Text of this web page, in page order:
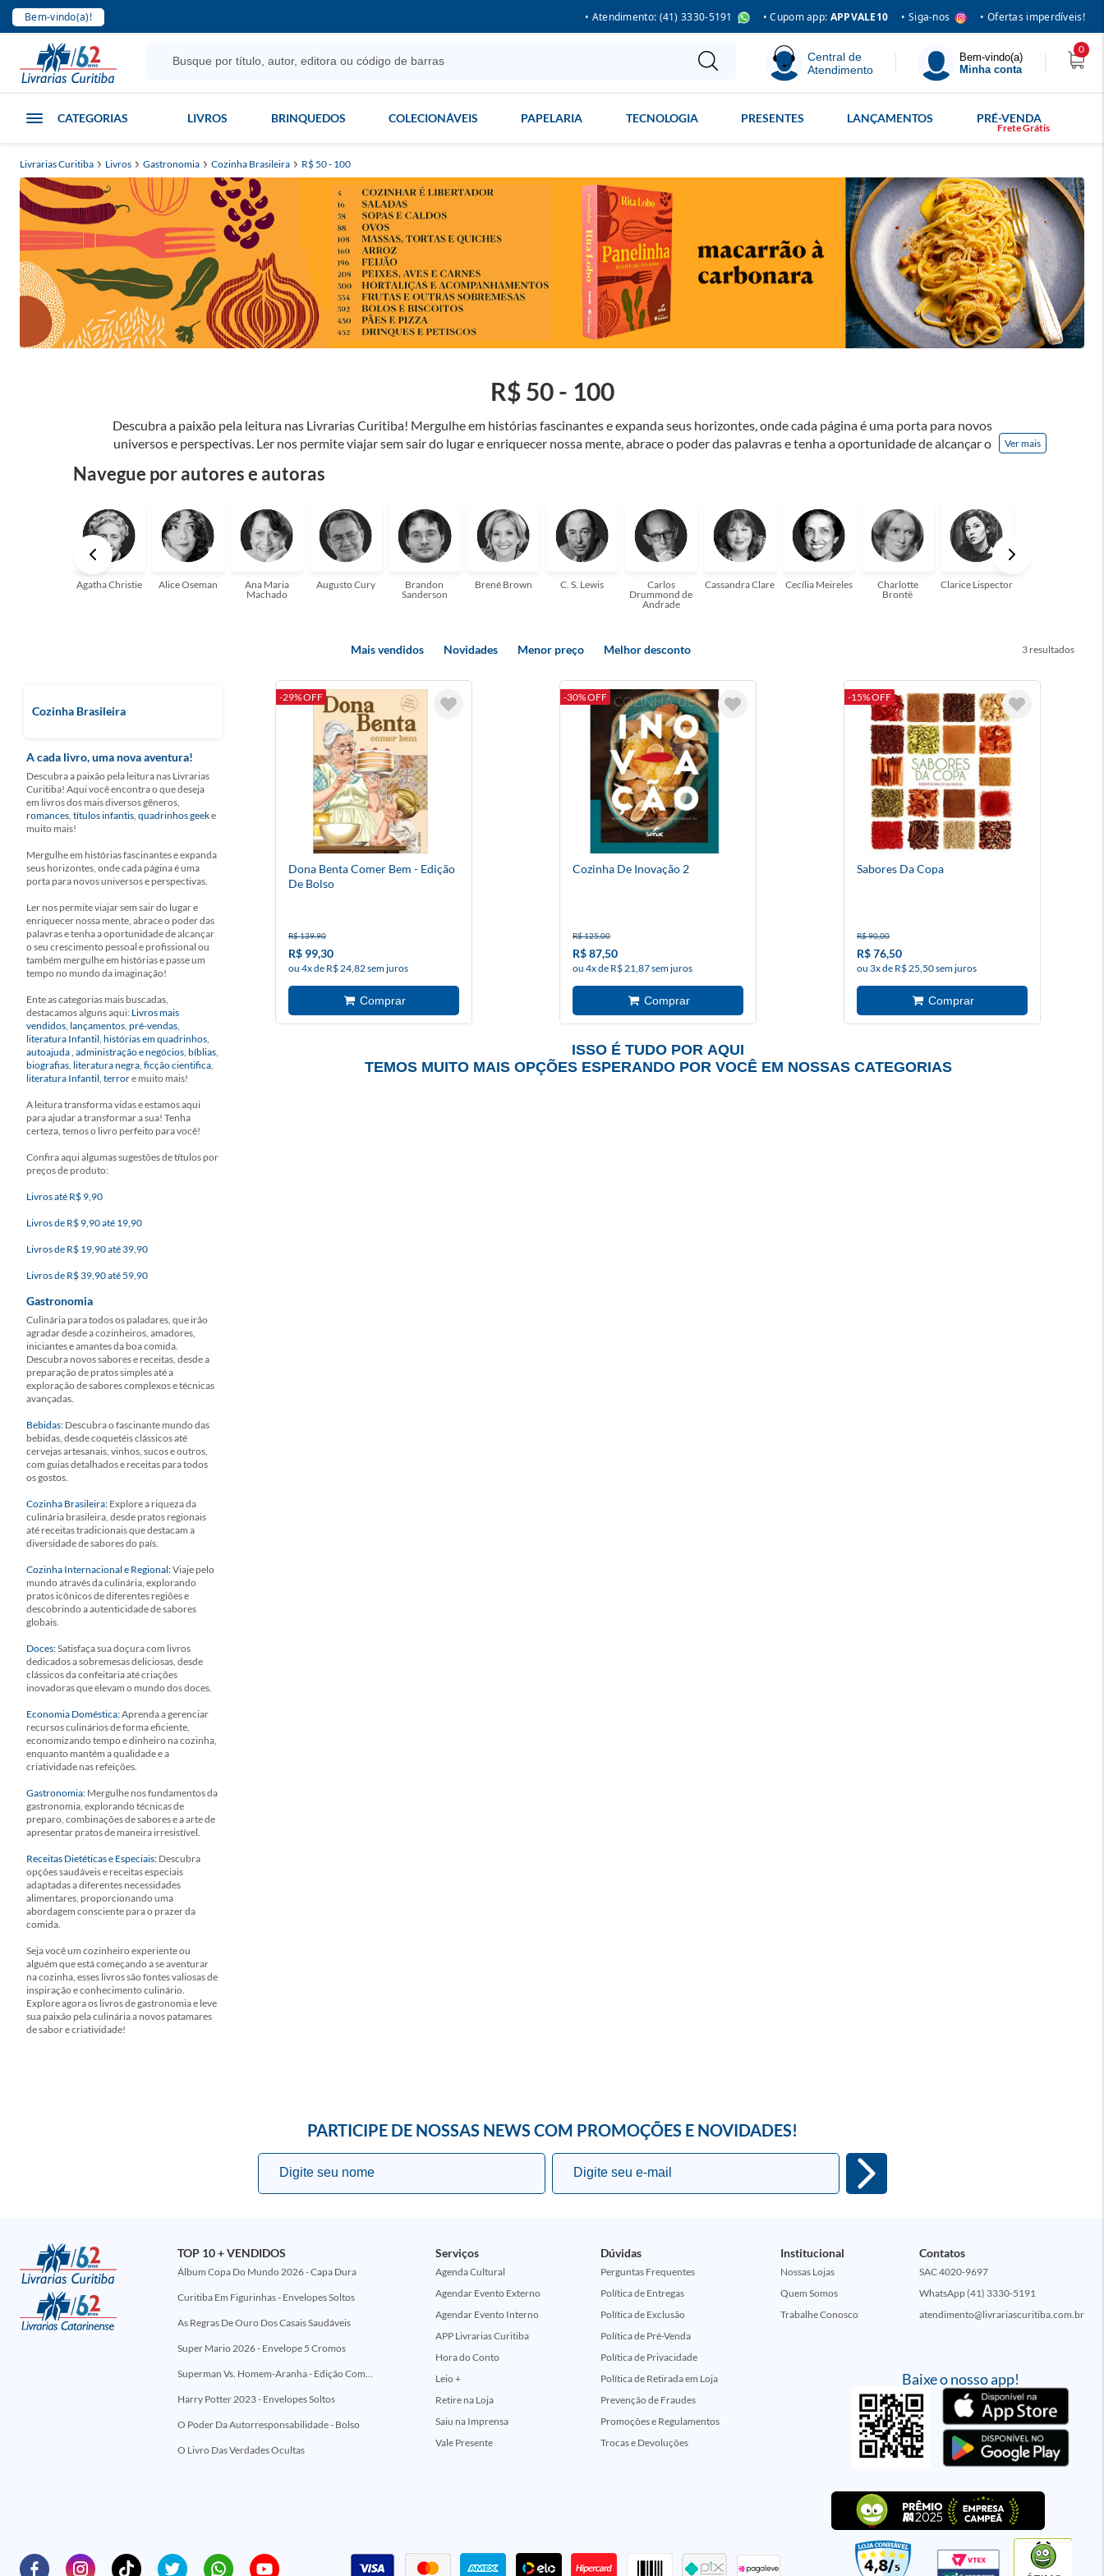
Bem-vindo(a)! • Atendimento: (41) 3330-5191 • Cupom app: APPVALE10 • Siga-nos • Ofertas imperdíveis!
Central de
Atendimento
Bem-vindo(a)
Minha conta
0
CATEGORIAS LIVROS BRINQUEDOS COLECIONÁVEIS PAPELARIA TECNOLOGIA PRESENTES LANÇAMENTOS PRÉ-VENDA
Livrarias Curitiba Livros Gastronomia Cozinha Brasileira R$ 50 - 100
Descubra a paixão pela leitura nas Livrarias Curitiba! Mergulhe em histórias fascinantes e expanda seus horizontes, onde cada página é uma porta para novos
universos e perspectivas. Ler nos permite viajar sem sair do lugar e enriquecer nossa mente, abrace o poder das palavras e tenha a oportunidade de alcançar o
aqui para ajudar a transformar a sua! Tenha certeza, temos o livro perfeito para você!
Ver mais
R$ 50 - 100
Navegue por autores e autoras
Agatha Christie Alice Oseman
Ana Maria
Machado
Augusto Cury
Brandon
Sanderson
Brené Brown C. S. Lewis
Carlos
Drummond de
Andrade
Cassandra Clare Cecília Meireles
Charlotte
Brontë
Clarice Lispector
Mais vendidos Novidades Menor preço Melhor desconto 3
Cozinha Brasileira
A cada livro, uma nova aventura!
Descubra a paixão pela leitura nas Livrarias
Curitiba! Aqui você encontra o que deseja
em livros dos mais diversos gêneros,
romances, títulos infantis, quadrinhos geeke
muito mais!
Mergulhe em histórias fascinantes e expanda
seus horizontes, onde cada página é uma
porta para novos universos e perspectivas.
Ler nos permite viajar sem sair do lugar e
enriquecer nossa mente, abrace o poder das
palavras e tenha a oportunidade de alcançar
o seu crescimento pessoal e profissional ou
também mergulhe em histórias e passe um
tempo no mundo da imaginação!
Ente as categorias mais buscadas,
destacamos alguns aqui: Livros mais
vendidos, lançamentos, pré-vendas,
literatura Infantil, histórias em quadrinhos,
autoajuda, administração e negócios, bíblias,
biografias, literatura negra, ficção cientifica,
literatura Infantil, terrore muito mais!
A leitura transforma vidas e estamos aqui
para ajudar a transformar a sua! Tenha
certeza, temos o livro perfeito para você!
Confira aqui algumas sugestões de títulos por
preços de produto:
Livros até R$ 9,90
Livros de R$ 9,90 até 19,90
Livros de R$ 19,90 até 39,90
Livros de R$ 39,90 até 59,90
Gastronomia
Culinária para todos os paladares, que irão
agradar desde a cozinheiros, amadores,
iniciantes e amantes da boa comida.
Descubra novos sabores e receitas, desde a
preparação de pratos simples até a
exploração de sabores complexos e técnicas
avançadas.
Bebidas: Descubra o fascinante mundo das
bebidas, desde coquetéis clássicos até
cervejas artesanais, vinhos, sucos e outros,
com guias detalhados e receitas para todos
os gostos.
Cozinha Brasileira: Explore a riqueza da
culinária brasileira, desde pratos regionais
até receitas tradicionais que destacam a
diversidade de sabores do país.
Cozinha Internacional e Regional:Viaje pelo
mundo através da culinária, explorando
pratos icônicos de diferentes regiões e
descobrindo a autenticidade de sabores
globais.
Doces:Satisfaça sua doçura com livros
dedicados a sobremesas deliciosas, desde
clássicos da confeitaria até criações
inovadoras que elevam o mundo dos doces.
Economia Doméstica:Aprenda a gerenciar
recursos culinários de forma eficiente,
economizando tempo e dinheiro na cozinha,
enquanto mantém a qualidade e a
criatividade nas refeições.
Gastronomia: Mergulhe nos fundamentos da
gastronomia, explorando técnicas de
preparo, combinações de sabores e a arte de
apresentar pratos de maneira irresistível.
Receitas Dietéticas e Especiais: Descubra
opções saudáveis e receitas especiais
adaptadas a diferentes necessidades
alimentares, proporcionando uma
abordagem consciente para o prazer da
comida.
Seja você um cozinheiro experiente ou
alguém que está começando a se aventurar
na cozinha, esses livros são fontes valiosas de
inspiração e conhecimento culinário.
Explore agora os livros de gastronomia e leve
sua paixão pela culinária a novos patamares
de sabor e criatividade!
-29% OFF
Dona Benta Comer Bem - Edição
De Bolso
R$ 139,90
R$ 99,30
ou 4x de R$ 24,82 sem juros
-30% OFF
Cozinha De Inovação 2
R$ 125,00
R$ 87,50
ou 4x de R$ 21,87 sem juros
-15% OFF
Sabores Da Copa
R$ 90,00
R$ 76,50
ou 3x de R$ 25,50 sem juros
ISSO É TUDO POR AQUI
TEMOS MUITO MAIS OPÇÕES ESPERANDO POR VOCÊ EM NOSSAS CATEGORIAS
PARTICIPE DE NOSSAS NEWS COM PROMOÇÕES E NOVIDADES!
Baixe o nosso app!
TOP 10 + VENDIDOS
Álbum Copa Do Mundo 2026 - Capa Dura
Curitiba Em Figurinhas - Envelopes Soltos
As Regras De Ouro Dos Casais Saudáveis
Super Mario 2026 - Envelope 5 Cromos
Superman Vs. Homem-Aranha - Edição Comemorativa 50 Anos (Encontros Clássicos Dc E Marvel)
Harry Potter 2023 - Envelopes Soltos
O Poder Da Autorresponsabilidade - Bolso
O Livro Das Verdades Ocultas
Serviços
Agenda Cultural
Agendar Evento Externo
Agendar Evento Interno
APP Livrarias Curitiba
Hora do Conto
Leio +
Retire na Loja
Saiu na Imprensa
Vale Presente
Dúvidas
Perguntas Frequentes
Política de Entregas
Política de Exclusão
Política de Pré-Venda
Política de Privacidade
Política de Retirada em Loja
Prevenção de Fraudes
Promoções e Regulamentos
Trocas e Devoluções
Institucional
Nossas Lojas
Quem Somos
Trabalhe Conosco
Contatos
SAC 4020-9697
WhatsApp (41) 3330-5191
atendimento@livrariascuritiba.com.br